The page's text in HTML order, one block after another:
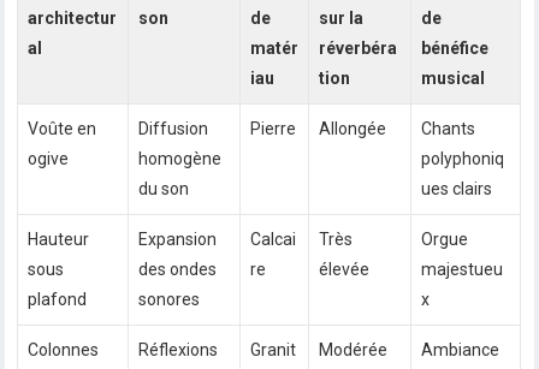
architectur
al
son
de
matér
iau
sur la
réverbéra
tion
de
bénéfice
musical
Voûte en
ogive
Diffusion
homogène
du son
Pierre Allongée
Chants
polyphoniq
ues clairs
Hauteur
sous
plafond
Expansion
des ondes
sonores
Calcai
re
Très
élevée
Orgue
majestueu
x
Colonnes
Réflexions
Granit Modérée
Ambiance